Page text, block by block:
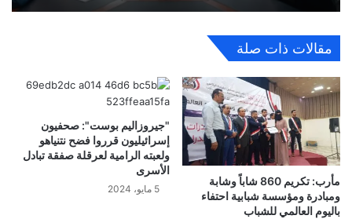
مقالات ذات صلة
مأرب: تكريم 860 شاباً وشابة
ومبادرة ومؤسسة شبابية احتفاء
باليوم العالمي للشباب
"جيروزاليم بوست": صحفيون
إسرائيليون قرروا فضح نتنياهو
ولعبته الرامية لعرقلة صفقة تبادل
الأسرى
5 مايو، 2024